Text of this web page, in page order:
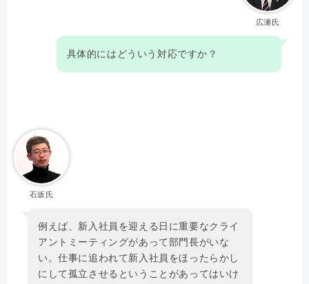
広瀬氏
具体的にはどういう対応ですか？
石坂氏
例えば、新入社員を迎える日に重要なクライ
アントミーティングがあって部門長がいな
い。仕事に追われて新入社員をほったらかし
にして孤立させるということがあってはいけ